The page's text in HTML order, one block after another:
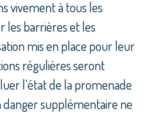
vivement à tous les
les barrières et les
mis en place pour leur
régulières seront
l’état de la promenade
danger supplémentaire ne